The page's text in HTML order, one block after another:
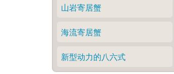
山岩寄居蟹
海流寄居蟹
新型动力的八六式